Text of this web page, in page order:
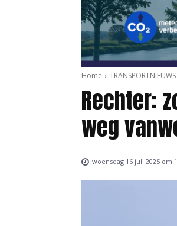
Home TRANSPORTNIEUWS
Rechter:
weg
woensdag 16 juli 2025 om